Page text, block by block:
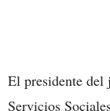
El presidente del
Servicios